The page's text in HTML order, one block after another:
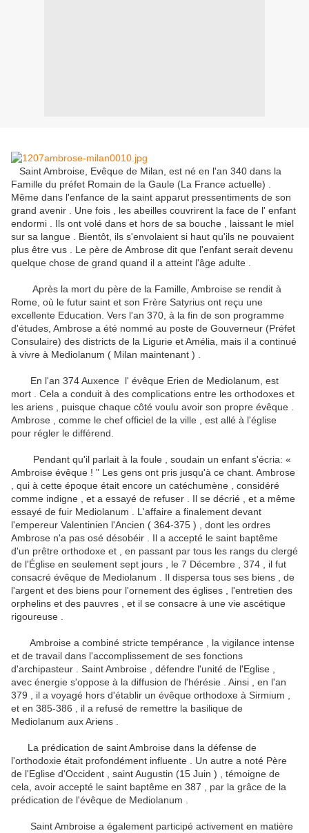
Saint Ambroise, Evêque de Milan, est né en l'an 340 dans la
Famille du préfet Romain de la Gaule (La France actuelle) .
Même dans l'enfance de la saint apparut pressentiments de son
grand avenir .
Une fois , les abeilles couvrirent la face de l' enfant
endormi .
Ils ont volé dans et hors de sa bouche , laissant le miel
sur sa langue .
Bientôt, ils s'envolaient si haut qu'ils ne pouvaient
plus être vus .
Le père de Ambrose dit que l'enfant serait devenu
quelque chose de grand quand il a atteint l'âge adulte .
Après la mort du père de la Famille, Ambroise se rendit à
Rome, où le futur saint et son Frère Satyrius ont reçu une
excellente Education. Vers l'an 370, à la fin de son programme
d'études, Ambrose a été nommé au poste de Gouverneur (Préfet
Consulaire) des districts de la Ligurie et Amélia, mais il a continué
à vivre à Mediolanum ( Milan maintenant ) .
En l'an 374 Auxence l' évêque Erien de Mediolanum, est
mort .
Cela a conduit à des complications entre les orthodoxes et
les ariens , puisque chaque côté voulu avoir son propre évêque .
Ambrose , comme le chef officiel de la ville , est allé à l'église
pour régler le différend.
Pendant qu'il parlait à la foule , soudain un enfant s'écria: «
Ambroise évêque ! " Les gens ont pris jusqu'à ce chant. Ambrose
, qui à cette époque était encore un catéchumène , considéré
comme indigne , et a essayé de refuser .
Il se décrié , et a même
essayé de fuir Mediolanum .
L'affaire a finalement devant
l'empereur Valentinien l'Ancien ( 364-375 ) , dont les ordres
Ambrose n'a pas osé désobéir .
Il a accepté le saint baptême
d'un prêtre orthodoxe et , en passant par tous les rangs du clergé
de l'Église en seulement sept jours , le 7 Décembre , 374 , il fut
consacré évêque de Mediolanum .
Il dispersa tous ses biens , de
l'argent et des biens pour l'ornement des églises , l'entretien des
orphelins et des pauvres , et il se consacre à une vie ascétique
rigoureuse .
Ambroise a combiné stricte tempérance , la vigilance intense
et de travail dans l'accomplissement de ses fonctions
d'archipasteur .
Saint Ambroise , défendre l'unité de l'Eglise ,
avec énergie s'oppose à la diffusion de l'hérésie .
Ainsi , en l'an
379 , il a voyagé hors d'établir un évêque orthodoxe à Sirmium ,
et en 385-386 , il a refusé de remettre la basilique de
Mediolanum aux Ariens .
La prédication de saint Ambroise dans la défense de
l'orthodoxie était profondément influente .
Un autre a noté Père
de l'Eglise d'Occident , saint Augustin (15 Juin ) , témoigne de
cela, avoir accepté le saint baptême en 387 , par la grâce de la
prédication de l'évêque de Mediolanum .
Saint Ambroise a également participé activement en matière